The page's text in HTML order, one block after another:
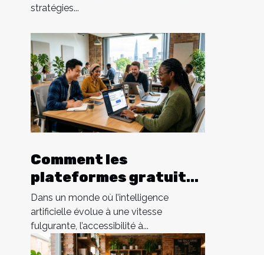
stratégies...
Comment les
plateformes gratuites
favorisent-elles
l'accès à l'intelligence
artificielle ?
Dans un monde où l’intelligence
artificielle évolue à une vitesse
fulgurante, l’accessibilité à...